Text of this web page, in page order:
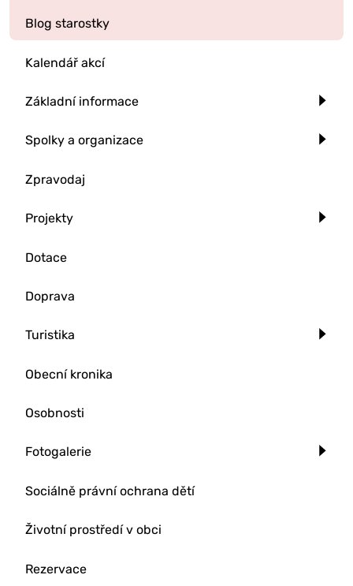
Blog starostky
Kalendář akcí
Základní informace
Spolky a organizace
Zpravodaj
Projekty
Dotace
Doprava
Turistika
Obecní kronika
Osobnosti
Fotogalerie
Sociálně právní ochrana dětí
Životní prostředí v obci
Rezervace